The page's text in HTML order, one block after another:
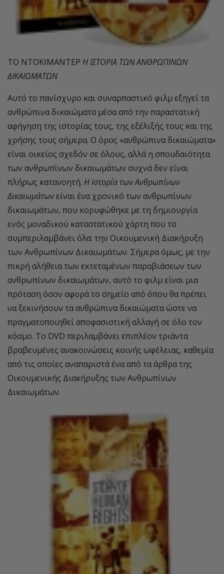
ΤΟ ΝΤΟΚΙΜΑΝΤΕΡ Η ΙΣΤΟΡΙΑ ΤΩΝ ΑΝΘΡΩΠΙΝΩΝ
ΔΙΚΑΙΩΜΑΤΩΝ
Αυτό το πανίσχυρο και συναρπαστικό φιλμ εξηγεί τα
ανθρώπινα δικαιώματα μέσα από την παραστατική
αφήγηση της ιστορίας τους, της εξέλιξής τους και της
χρήσης τους σήμερα. Ο όρος «ανθρώπινα δικαιώματα»
είναι οικείος σχεδόν σε όλους, αλλά η σπουδαιότητα
των ανθρωπίνων δικαιωμάτων συχνά δεν είναι
πλήρως κατανοητή. Η Ιστορία των Ανθρωπίνων
Δικαιωμάτων είναι ένα χρονικό των ανθρωπίνων
δικαιωμάτων, που κορυφώθηκε με τη δημιουργία
ενός μοναδικού καταστατικού χάρτη που τα
συμπεριλαμβάνει όλα: την Οικουμενική Διακήρυξη
των Ανθρωπίνων Δικαιωμάτων. Σήμερα όμως, με την
πικρή αλήθεια των εκτεταμένων παραβιάσεων των
ανθρωπίνων δικαιωμάτων, αυτό το φιλμ είναι μια
πρόταση όσον αφορά το σημείο από όπου θα πρέπει
να ξεκινήσουν τα ανθρώπινα δικαιώματα ώστε να
πραγματοποιηθεί αποφασιστική αλλαγή σε όλο τον
κόσμο. Το DVD περιλαμβάνει επιπλέον τριάντα
βραβευμένες ανακοινώσεις κοινής ωφέλειας, καθεμία
από τις οποίες αναπαριστά ένα από τα άρθρα της
Οικουµενικής Διακήρυξης των Ανθρωπίνων
Δικαιωµάτων.